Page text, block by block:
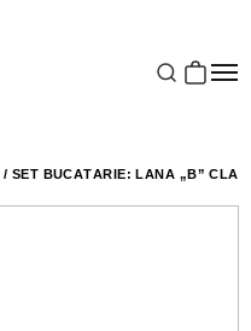
/ SET BUCĂTĂRIE: LANA „B”